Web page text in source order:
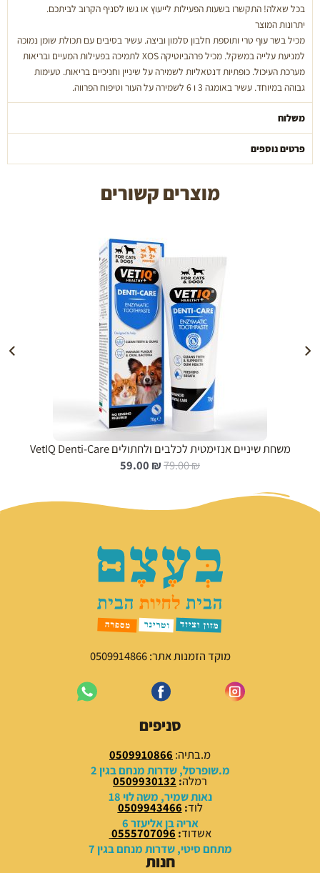
בכל שאלה! התקשרו בשעות הפעילות לייעוץ או גשו לסניף הקרוב לביתכם.
יתרונות המוצר
מכיל בשר עוף טרי ותוספת חלבון סלמון וביצה. עשיר בסיבים עם תכולת שומן נמוכה
למניעת עלייה במשקל. מכיל פרהביוטיקה XOS לתמיכה בפעילות המעיים ובריאות
מערכת העיכול. כופתיות דנטאליות לשמירה על שיניין וחניכיים בריאות. טעימות
גבוהה במיוחד. עשיר באומגה 3 ו 6 לשמירה על העור וטיפוח הפרווה.
משלוח
פרטים נוספים
מוצרים קשורים
הוספה לעגלה
משחת שיניים אנזימטית לכלבים ולחתולים VetIQ Denti-Care
79.00₪
ה
י
מ
ק
ר
י
ה
י
:
7
.
0
0
₪
.
59.00 ₪
ה
י
נ
ו
ח
י
ה
ו
0
0
₪
.
מוקד הזמנות אתר: 0509914866
סניפים
מ.בתיה: 0509910866
מ.שופרסל, שדרות מנחם בגין 2
רמלה:
0509930132
נאות שמיר, משה לוי 18
לוד:
0509943466
אריה בן אליעזר 6
אשדוד:
0555707096
מתחם סיטי, שדרות מנחם בגין 7
חנות